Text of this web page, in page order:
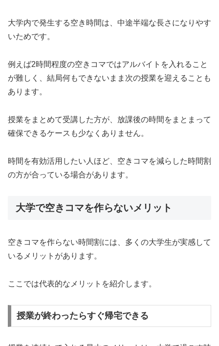
大学内で発生する空き時間は、中途半端な長さになりやす
いためです。
例えば2時間程度の空きコマではアルバイトを入れること
が難しく、結局何もできないまま次の授業を迎えることも
あります。
授業をまとめて受講した方が、放課後の時間をまとまって
確保できるケースも少なくありません。
時間を有効活用したい人ほど、空きコマを減らした時間割
の方が合っている場合があります。
大学で空きコマを作らないメリット
空きコマを作らない時間割には、多くの大学生が実感して
いるメリットがあります。
ここでは代表的なメリットを紹介します。
授業が終わったらすぐ帰宅できる